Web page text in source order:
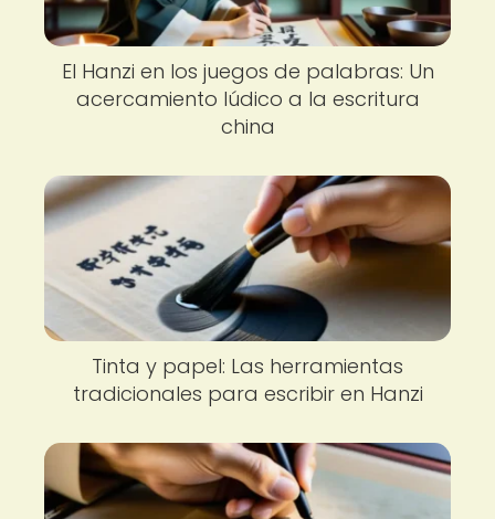
El Hanzi en los juegos de palabras: Un
acercamiento lúdico a la escritura
china
Tinta y papel: Las herramientas
tradicionales para escribir en Hanzi